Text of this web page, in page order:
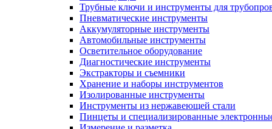
Трубные ключи и инструменты для
Пневматические инструменты
Аккумуляторные инструменты
Автомобильные инструменты
Осветительное оборудование
Диагностические инструменты
Экстракторы и съемники
Хранение и наборы инструментов
Изолированные инструменты
Инструменты из нержавеющей стали
Пинцеты и специализированные